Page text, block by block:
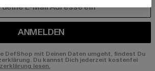
ANMELDEN
DefShop mit Deinen Daten umgeht, findest Du
Du kannst Dich jederzeit kostenfei
lesen.